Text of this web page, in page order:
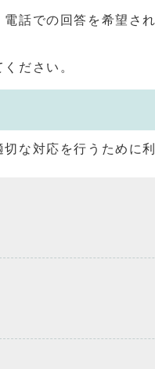
話での回答を希望さ
ださい。
な対応を行うために